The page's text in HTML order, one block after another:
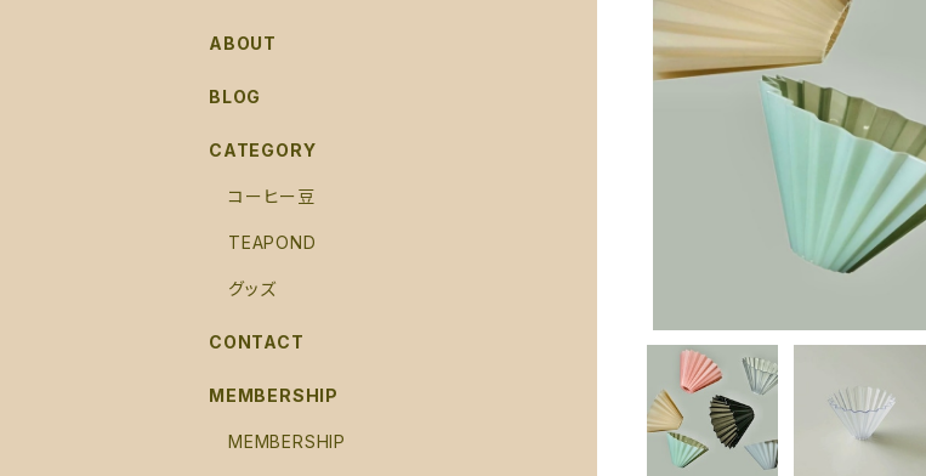
ABOUT
BLOG
CATEGORY
コーヒー豆
TEAPOND
グッズ
CONTACT
MEMBERSHIP
MEMBERSHIP